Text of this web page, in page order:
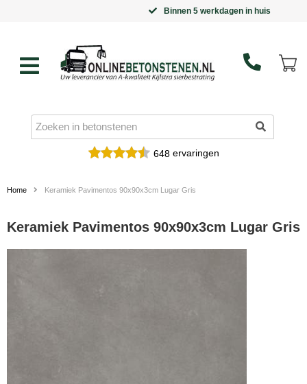
Binnen 5 werkdagen in huis
648ervaringen
Home Keramiek Pavimentos 90x90x3cm Lugar Gris
Keramiek Pavimentos 90x90x3cm Lugar Gris